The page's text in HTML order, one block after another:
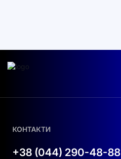
КОНТАКТИ
+38 (044) 290-48-88